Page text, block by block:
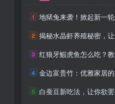
1 地狱兔来袭！掀起新一轮
2 揭秘水晶虾养殖秘密，让你的
3 红狼牙鰕虎鱼怎么吃？教你
4 金边富贵竹：优雅家居的新
5 白蚕豆新吃法，让你欲罢
1 地狱兔来袭！掀起新一轮
2 揭秘水晶虾养殖秘密，让你的
3 红狼牙鰕虎鱼怎么吃？教你
4 金边富贵竹：优雅家居的新
5 白蚕豆新吃法，让你欲罢